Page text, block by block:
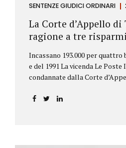
SENTENZE GIUDICI ORDINARI
La Corte d’Appello
ragione a tre
Incassano 193.000 per quattro
e del 1991 La vicenda Le
condannate dalla Corte
per oltre 193.000,00 euro: la